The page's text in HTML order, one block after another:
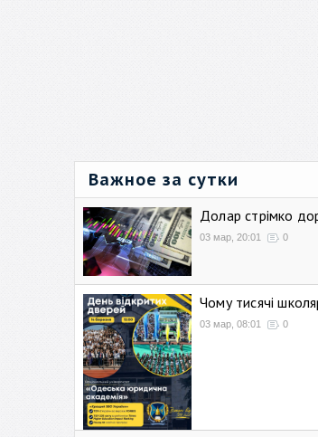
Важное за сутки
Долар стрімко
03 мар, 20:01 0
Чому тисячі
03 мар, 08:01 0